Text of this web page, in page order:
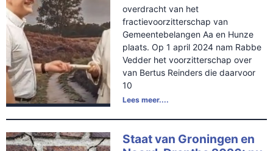
overdracht van het
fractievoorzitterschap van
Gemeentebelangen Aa en Hunze
plaats. Op 1 april 2024 nam Rabbe
Vedder het voorzitterschap over
van Bertus Reinders die daarvoor
10
Lees meer....
Staat van Groningen en